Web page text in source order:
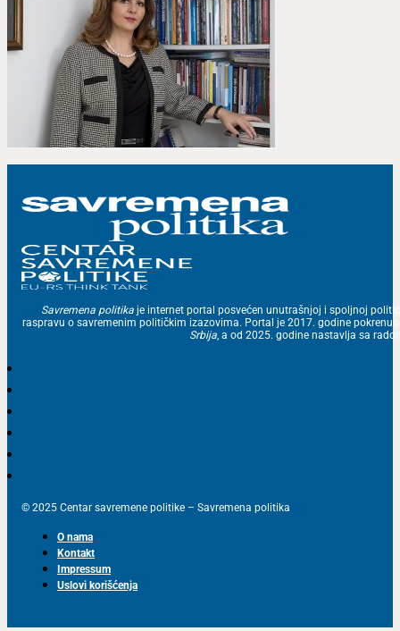
Savremena politika je internet portal posvećen unutrašnjoj i spoljnoj
raspravu o savremenim političkim izazovima. Portal je 2017. godine
Srbija, a od 2025. godine nastavlja sa
© 2025 Centar savremene politike – Savremena politika
O nama
Kontakt
Impressum
Uslovi korišćenja